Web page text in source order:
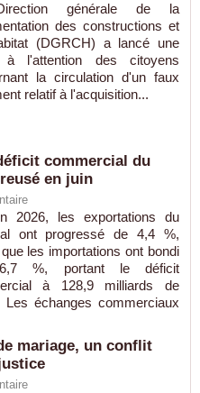
générale de la
des constructions et
(DGRCH) a lancé une
à l'attention des citoyens
la circulation d'un faux
relatif à l'acquisition...
commercial du
en juin
2026, les exportations du
ont progressé de 4,4 %,
les importations ont bondi
%, portant le déficit
à 128,9 milliards de
Les échanges commerciaux
mariage, un conflit